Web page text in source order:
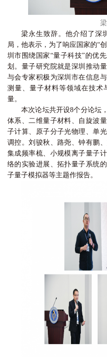
梁永生致辞。他介绍了深
局，他表示，为了响应国家的“
圳市围绕国家“量子科技”的优
划。量子研究院就是深圳推动
与会专家积极为深圳市在信息
测量、量子材料等领域在技术
量。
本次论坛共开设8个分论坛
体系、二维量子材料、自旋波
子计算、原子分子光物理、单
调控。刘骏秋、路尧、钟有鹏
集成频率梳、小规模离子量子
络的实验进展、拓扑量子系统
子量子模拟器等主题作报告。